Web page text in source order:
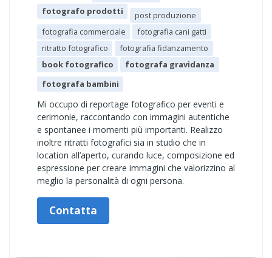
fotografo prodotti
post produzione
fotografia commerciale
fotografia cani gatti
ritratto fotografico
fotografia fidanzamento
book fotografico
fotografa gravidanza
fotografa bambini
Mi occupo di reportage fotografico per eventi e
cerimonie, raccontando con immagini autentiche
e spontanee i momenti più importanti. Realizzo
inoltre ritratti fotografici sia in studio che in
location all’aperto, curando luce, composizione ed
espressione per creare immagini che valorizzino al
meglio la personalità di ogni persona.
Contatta